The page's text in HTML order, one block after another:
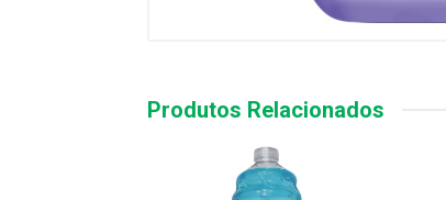
Produtos Relacionados